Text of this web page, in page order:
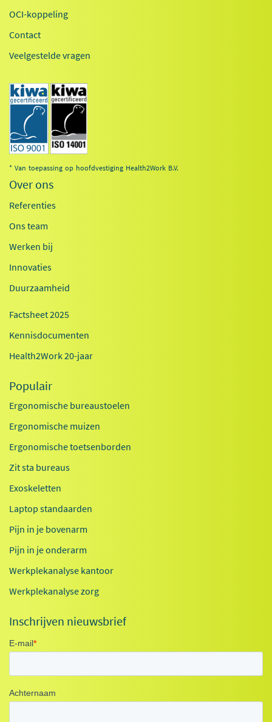
OCI-koppeling
Contact
Veelgestelde vragen
* Van toepassing op hoofdvestiging Health2Work B.V.
Over ons
Referenties
Ons team
Werken bij
Innovaties
Duurzaamheid
Factsheet 2025
Kennisdocumenten
Health2Work 20-jaar
Populair
Ergonomische bureaustoelen
Ergonomische muizen
Ergonomische toetsenborden
Zit sta bureaus
Exoskeletten
Laptop standaarden
Pijn in je bovenarm
Pijn in je onderarm
Werkplekanalyse kantoor
Werkplekanalyse zorg
Inschrijven nieuwsbrief